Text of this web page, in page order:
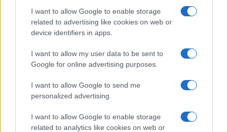
I want to allow Google to enable storage
related to advertising like cookies on web or
device identifiers in apps.
I want to allow my user data to be sent to
Google for online advertising purposes.
I want to allow Google to send me
personalized advertising.
I want to allow Google to enable storage
related to analytics like cookies on web or
Técnicas de gestão de risco para investidores em criptomoedas
Rafael Oliveira · 7 ago 2026
MOEDAS CRIPTOGRÁFICAS